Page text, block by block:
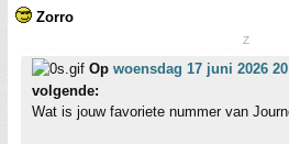
Zorro
Z
Op woensdag 17 juni 2026
volgende:
Wat is jouw favoriete nummer van